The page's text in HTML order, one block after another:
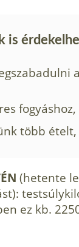
is
több
(hetente
ez kb.